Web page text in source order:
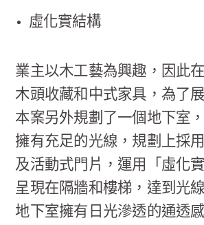
虛化實結構
業主以木工藝為興趣，因此
木頭收藏和中式家具，為了
本案另外規劃了一個地下室
擁有充足的光線，規劃上採
及活動式門片，運用「虛化
呈現在隔牆和樓梯，達到光
地下室擁有日光滲透的通透